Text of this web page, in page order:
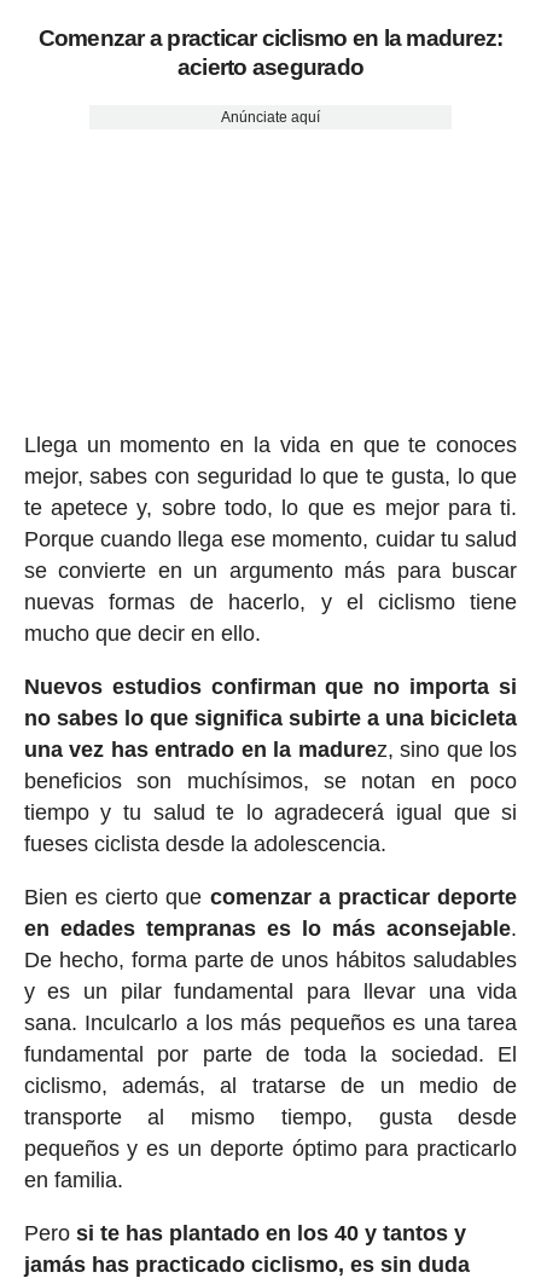
Comenzar a practicar ciclismo en la madurez:
acierto asegurado
Anúnciate aquí
Llega un momento en la vida en que te conoces
mejor, sabes con seguridad lo que te gusta, lo que
te apetece y, sobre todo, lo que es mejor para ti.
Porque cuando llega ese momento, cuidar tu salud
se convierte en un argumento más para buscar
nuevas formas de hacerlo, y el ciclismo tiene
mucho que decir en ello.
Nuevos estudios confirman que no importa si
no sabes lo que significa subirte a una bicicleta
una vez has entrado en la madurez, sino que los
beneficios son muchísimos, se notan en poco
tiempo y tu salud te lo agradecerá igual que si
fueses ciclista desde la adolescencia.
Bien es cierto que comenzar a practicar deporte
en edades tempranas es lo más aconsejable.
De hecho, forma parte de unos hábitos saludables
y es un pilar fundamental para llevar una vida
sana. Inculcarlo a los más pequeños es una tarea
fundamental por parte de toda la sociedad. El
ciclismo, además, al tratarse de un medio de
transporte al mismo tiempo, gusta desde
pequeños y es un deporte óptimo para practicarlo
en familia.
Pero si te has plantado en los 40 y tantos y
jamás has practicado ciclismo, es sin duda